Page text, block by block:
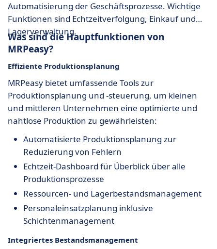
Automatisierung der Geschäftsprozesse. Wichtige
Funktionen sind Echtzeitverfolgung, Einkauf und
Lagerverwaltung.
Was sind die Hauptfunktionen von
MRPeasy?
Effiziente Produktionsplanung
MRPeasy bietet umfassende Tools zur
Produktionsplanung und -steuerung, um kleinen
und mittleren Unternehmen eine optimierte und
nahtlose Produktion zu gewährleisten:
Automatisierte Produktionsplanung zur
Reduzierung von Fehlern
Echtzeit-Dashboard für Überblick über alle
Produktionsprozesse
Ressourcen- und Lagerbestandsmanagement
Personaleinsatzplanung inklusive
Schichtenmanagement
Integriertes Bestandsmanagement